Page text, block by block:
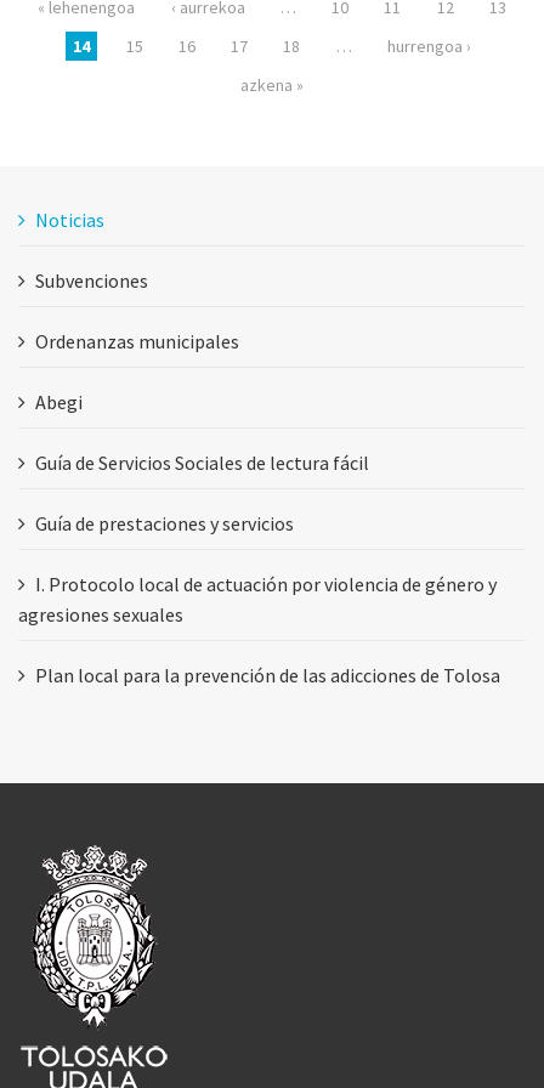
« lehenengoa ‹ aurrekoa … 10 11 12
13
14
15 16 17 18 …
hurrengoa ›
azkena »
Noticias
Subvenciones
Ordenanzas municipales
Abegi
Guía de Servicios Sociales de lectura fácil
Guía de prestaciones y servicios
I. Protocolo local de actuación por violencia de género y
agresiones sexuales
Plan local para la prevención de las adicciones de Tolosa